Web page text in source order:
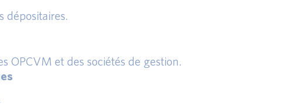
dépositaires.
OPCVM et des sociétés de gestion.